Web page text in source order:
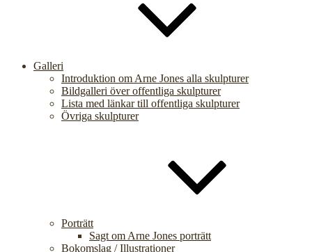
Galleri
Introduktion om Arne Jones alla skulpturer
Bildgalleri över offentliga skulpturer
Lista med länkar till offentliga skulpturer
Övriga skulpturer
Porträtt
Sagt om Arne Jones porträtt
Bokomslag / Illustrationer